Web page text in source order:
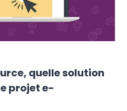
quelle solution
projet e-